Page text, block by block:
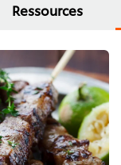
Ressources